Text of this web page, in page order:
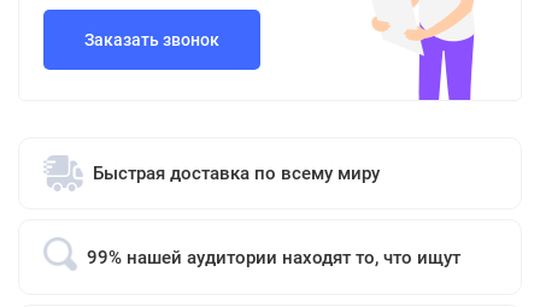
Заказать звонок
Быстрая доставка по всему миру
99% нашей аудитории находят то, что ищут